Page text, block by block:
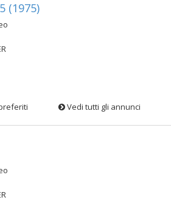
(1975)
Vedi tutti gli annunci